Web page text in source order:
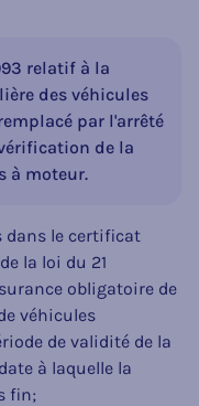
relatif à la
des véhicules
par l'arrêté
de la
à moteur.
dans le certificat
la loi du 21
obligatoire de
véhicules
de validité de la
à laquelle la
fin;